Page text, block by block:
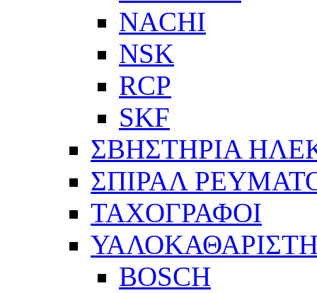
NACHI
NSK
RCP
SKF
ΣΒΗΣΤΗΡΙΑ
ΣΠΙΡΑΛ
ΤΑΧΟΓΡΑΦΟΙ
BOSCH